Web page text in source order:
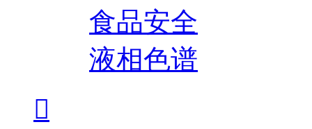
食品安全
液相色谱
